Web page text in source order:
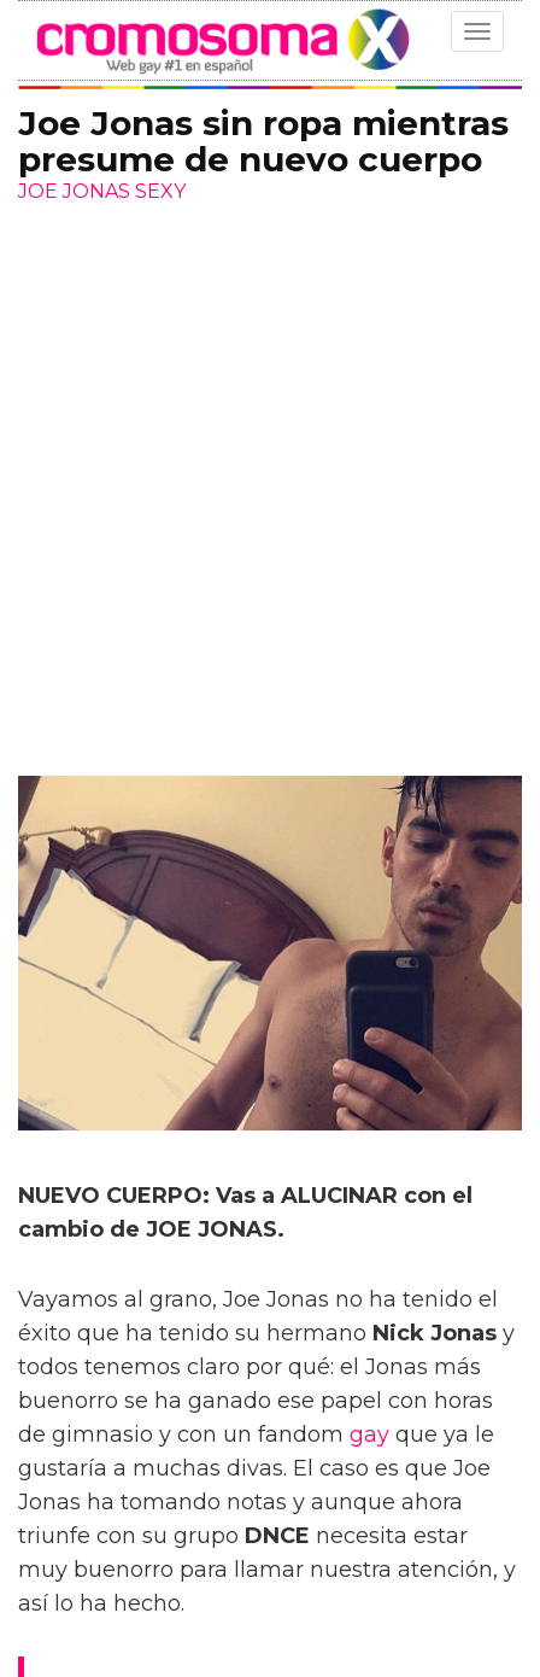
Toggle
Joe Jonas sin ropa mientras
presume de nuevo cuerpo
JOE JONAS SEXY
NUEVO CUERPO: Vas a ALUCINAR con el
cambio de JOE JONAS.
Vayamos al grano, Joe Jonas no ha tenido el
éxito que ha tenido su hermano Nick Jonas y
todos tenemos claro por qué: el Jonas más
buenorro se ha ganado ese papel con horas
de gimnasio y con un fandom gay que ya le
gustaría a muchas divas. El caso es que Joe
Jonas ha tomando notas y aunque ahora
triunfe con su grupo DNCE necesita estar
muy buenorro para llamar nuestra atención, y
así lo ha hecho.